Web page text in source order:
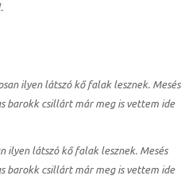
ilyen látszó kő falak lesznek. Mesés
barokk csillárt már meg is vettem ide